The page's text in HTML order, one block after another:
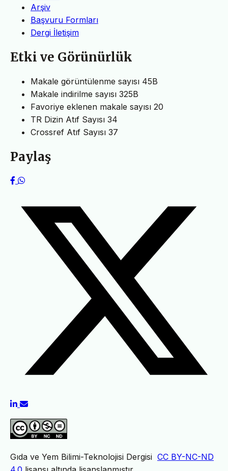
Arşiv
Başvuru Formları
Dergi İletişim
Etki ve Görünürlük
Makale görüntülenme sayısı 45B
Makale indirilme sayısı 325B
Favoriye eklenen makale sayısı 20
TR Dizin Atıf Sayısı 34
Crossref Atıf Sayısı 37
Paylaş
Gıda ve Yem Bilimi-Teknolojisi Dergisi CC BY-NC-ND